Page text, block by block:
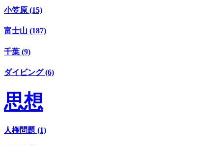
小笠原 (15)
富士山 (187)
千葉 (9)
ダイビング (6)
思想
人権問題 (1)